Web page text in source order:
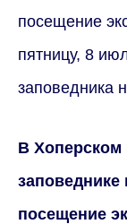
посещение
пятницу, 8
заповедника
В Хоперском
посещение